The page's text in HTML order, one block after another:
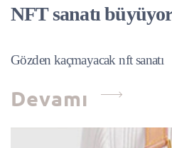
NFT sanatı
Gözden kaçmayacak nft sanatı
Devamı